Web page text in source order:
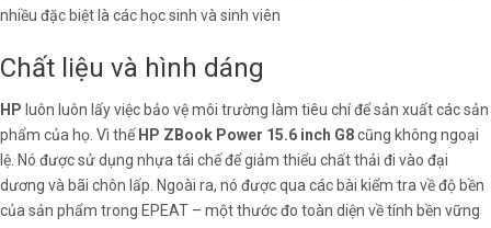
nhiều đặc biệt là các học sinh và sinh viên
Chất liệu và hình dáng
HP luôn luôn lấy việc bảo vệ môi trường làm tiêu chí để sản xuất các sản
phẩm của họ. Vì thế HP ZBook Power 15.6 inch G8cũng không ngoại
lệ. Nó được sử dụng nhựa tái chế để giảm thiểu chất thải đi vào đại
dương và bãi chôn lấp. Ngoài ra, nó được qua các bài kiểm tra về độ bền
của sản phẩm trong EPEAT – một thước đo toàn diện về tính bền vững